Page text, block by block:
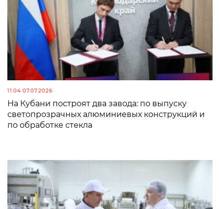
11:04 07.07.2026
На Кубани построят два завода: по выпуску
светопрозрачных алюминиевых конструкций и
по обработке стекла